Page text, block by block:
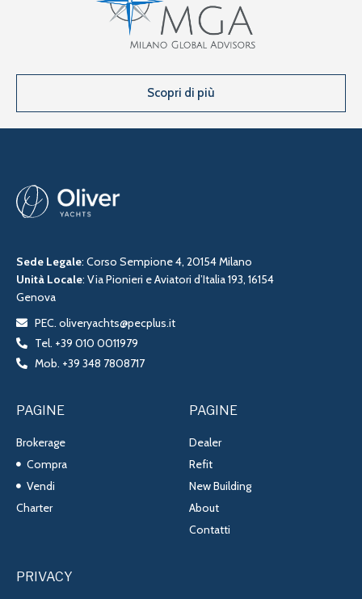
Scopri di più
Sede Legale: Corso Sempione 4, 20154 Milano
Unità Locale: Via Pionieri e Aviatori d’Italia 193, 16154
Genova
PEC. oliveryachts@pecplus.it
Tel. +39 010 0011979
Mob. +39 348 7808717
PAGINE
Brokerage
Compra
Vendi
Charter
PAGINE
Dealer
Refit
New Building
About
Contatti
PRIVACY